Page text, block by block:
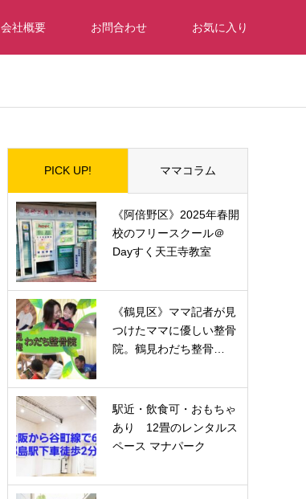
会社概要 お問合わせ お気に入り
PICK UP! ママコラム
《阿倍野区》2025年春開
校のフリースクール＠
Dayすく天王寺教室
《鶴見区》ママ記者が見
つけたママに優しい整骨
院。鶴見わだち整骨…
駅近・飲食可・おもちゃ
あり 12畳のレンタルス
ペース マナパーク